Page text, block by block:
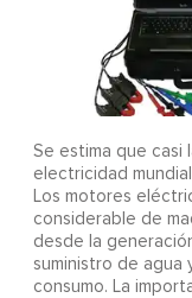
Se estima que casi
electricidad
Los motores
considerable de
desde la
suministro de agua
consumo. La